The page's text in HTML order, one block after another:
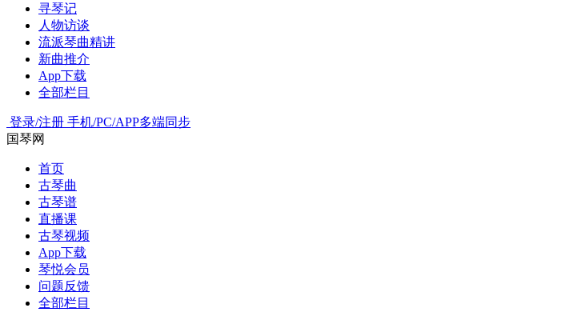
寻琴记
人物访谈
流派琴曲精讲
新曲推介
App下载
全部栏目
登录/注册 手机/PC/APP多端同步
国琴网
首页
古琴曲
古琴谱
直播课
古琴视频
App下载
琴悦会员
问题反馈
全部栏目